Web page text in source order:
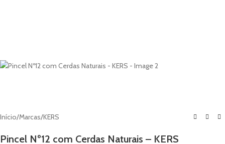
Início/Marcas/KERS
Pincel Nº12 com Cerdas Naturais – KERS